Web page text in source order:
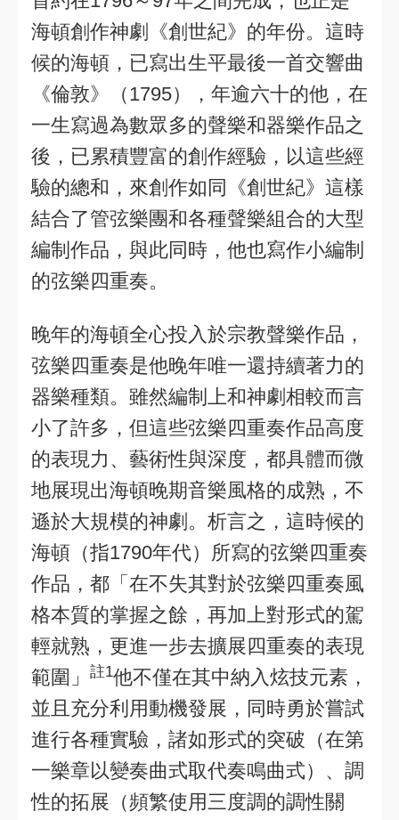
海頓創作神劇《創世紀》的年份。這時
候的海頓，已寫出生平最後一首交響曲
《倫敦》（1795），年逾六十的他，在
一生寫過為數眾多的聲樂和器樂作品之
後，已累積豐富的創作經驗，以這些經
驗的總和，來創作如同《創世紀》這樣
結合了管弦樂團和各種聲樂組合的大型
編制作品，與此同時，他也寫作小編制
的弦樂四重奏。
晚年的海頓全心投入於宗教聲樂作品，
弦樂四重奏是他晚年唯一還持續著力的
器樂種類。雖然編制上和神劇相較而言
小了許多，但這些弦樂四重奏作品高度
的表現力、藝術性與深度，都具體而微
地展現出海頓晚期音樂風格的成熟，不
遜於大規模的神劇。析言之，這時候的
海頓（指1790年代）所寫的弦樂四重奏
作品，都「在不失其對於弦樂四重奏風
格本質的掌握之餘，再加上對形式的駕
輕就熟，更進一步去擴展四重奏的表現
範圍」
註1他不僅在其中納入炫技元素，
並且充分利用動機發展，同時勇於嘗試
進行各種實驗，諸如形式的突破（在第
一樂章以變奏曲式取代奏鳴曲式）、調
性的拓展（頻繁使用三度調的調性關